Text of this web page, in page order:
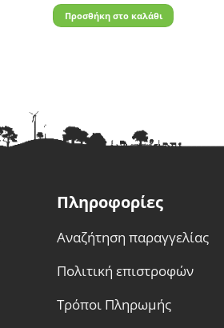
Προσθήκη στο καλάθι
Πληροφορίες
Αναζήτηση παραγγελίας
Πολιτική επιστροφών
Τρόποι Πληρωμής